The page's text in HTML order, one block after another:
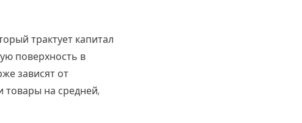
трактует капитал
поверхность в
зависят от
товары на средней,